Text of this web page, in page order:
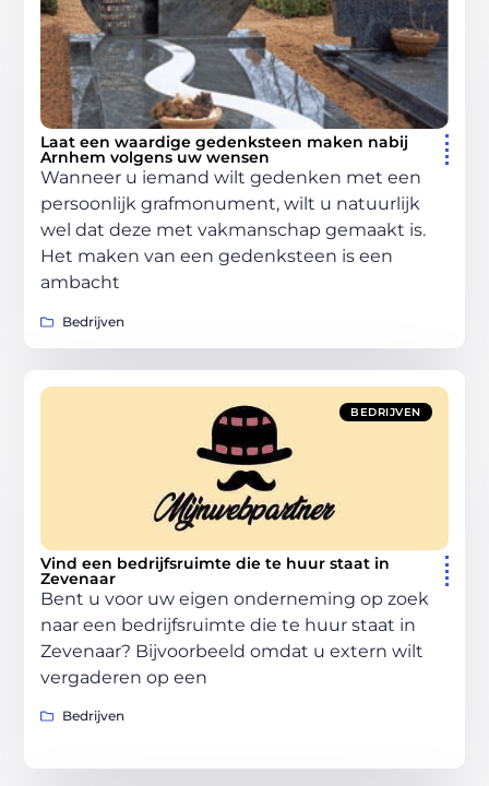
Laat een waardige gedenksteen maken nabij
Arnhem volgens uw wensen
Wanneer u iemand wilt gedenken met een
persoonlijk grafmonument, wilt u natuurlijk
wel dat deze met vakmanschap gemaakt is.
Het maken van een gedenksteen is een
ambacht
Bedrijven
BEDRIJVEN
Vind een bedrijfsruimte die te huur staat in
Zevenaar
Bent u voor uw eigen onderneming op zoek
naar een bedrijfsruimte die te huur staat in
Zevenaar? Bijvoorbeeld omdat u extern wilt
vergaderen op een
Bedrijven